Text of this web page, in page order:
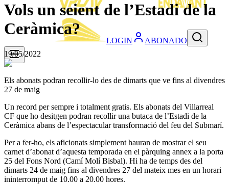
LOGIN ABONADO
Vols un seient de l’Estadi de la
Ceràmica?
19/05/2022
Els abonats podran recollir-lo des de dimarts que ve fins al divendres
27 de maig
Un record per sempre i totalment gratis. Els abonats del Villarreal
CF que ho desitgen podran recollir una butaca de l’Estadi de la
Ceràmica abans de l’espectacular transformació del feu del Submarí.
Per a fer-ho, els aficionats simplement hauran de mostrar el seu
carnet d’abonat d’aquesta temporada en el pàrquing annex a la porta
25 del Fons Nord (Camí Molí Bisbal). Hi ha de temps des del
dimarts 24 de maig fins al divendres 27 del mateix mes en un horari
ininterromput de 10.00 a 20.00 hores.